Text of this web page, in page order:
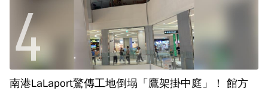
南港LaLaport驚傳工地倒塌「鷹架掛中庭」！ 館方